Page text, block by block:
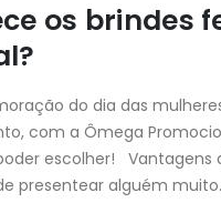
os brindes
do dia das
com a Ômega
escolher!
presentear alguém